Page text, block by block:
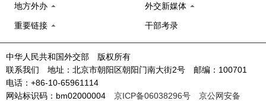
地方外办 外交新媒体
重要链接 干部考录
中华人民共和国外交部 版权所有
联系我们 地址：北京市朝阳区朝阳门南大街2号 邮编：100701
电话：+86-10-65961114
网站标识码：bm02000004 京ICP备06038296号
京公网安备